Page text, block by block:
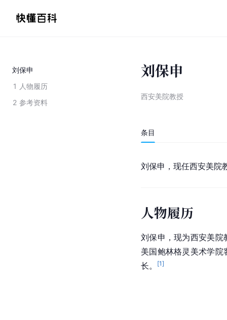
刘保申
1 人物履历
2 参考资料
刘保申
西安美院教授
条目
刘保申，现任西安美院
人物履历
刘保申，现为西安美
美国鲍林格灵美术学
长。
[1]